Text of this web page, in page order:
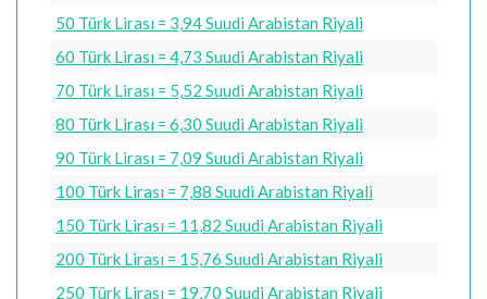
50 Türk Lirası = 3,94 Suudi Arabistan Riyali
60 Türk Lirası = 4,73 Suudi Arabistan Riyali
70 Türk Lirası = 5,52 Suudi Arabistan Riyali
80 Türk Lirası = 6,30 Suudi Arabistan Riyali
90 Türk Lirası = 7,09 Suudi Arabistan Riyali
100 Türk Lirası = 7,88 Suudi Arabistan Riyali
150 Türk Lirası = 11,82 Suudi Arabistan Riyali
200 Türk Lirası = 15,76 Suudi Arabistan Riyali
250 Türk Lirası = 19,70 Suudi Arabistan Riyali